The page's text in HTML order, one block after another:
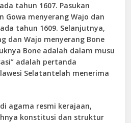
tahun 1607. Pasukan
Gowa menyerang Wajo dan
tahun 1609. Selanjutnya,
dan Wajo menyerang Bone
Bone adalah dalam musu
adalah pertanda
Selatantelah menerima
agama resmi kerajaan,
konstitusi dan struktur